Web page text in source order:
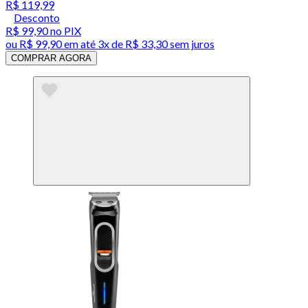
R$ 119,99
Desconto
R$ 99,90no PIX
ou R$ 99,90em até 3x de R$ 33,30 sem juros
COMPRAR AGORA